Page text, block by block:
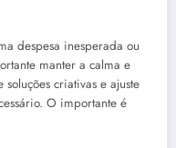
despesa inesperada ou
manter a calma e
criativas e ajuste
O importante é